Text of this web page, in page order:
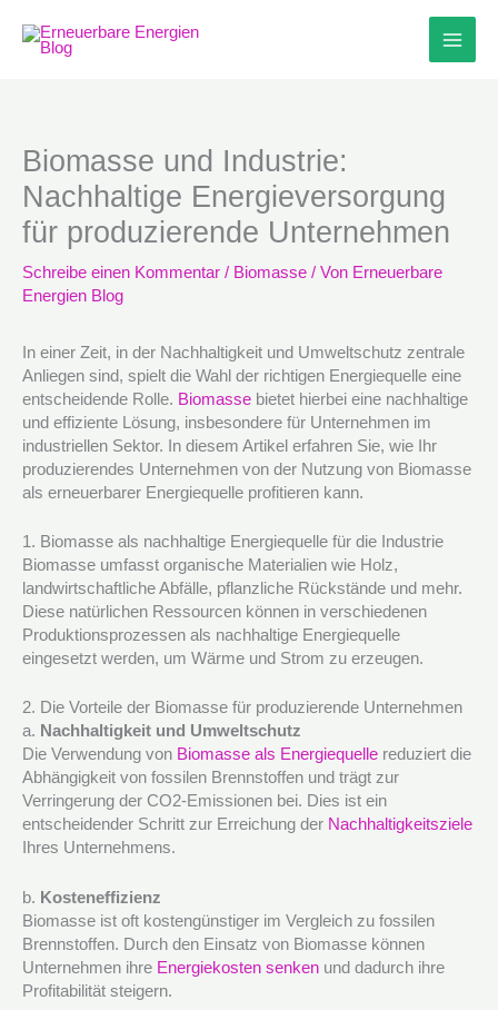
Inhalt
springen
Biomasse und Industrie:
Nachhaltige Energieversorgung
für produzierende Unternehmen
Schreibe einen Kommentar / Biomasse / Von Erneuerbare
Energien Blog
In einer Zeit, in der Nachhaltigkeit und Umweltschutz zentrale
Anliegen sind, spielt die Wahl der richtigen Energiequelle eine
entscheidende Rolle. Biomasse bietet hierbei eine nachhaltige
und effiziente Lösung, insbesondere für Unternehmen im
industriellen Sektor. In diesem Artikel erfahren Sie, wie Ihr
produzierendes Unternehmen von der Nutzung von Biomasse
als erneuerbarer Energiequelle profitieren kann.
1. Biomasse als nachhaltige Energiequelle für die Industrie
Biomasse umfasst organische Materialien wie Holz,
landwirtschaftliche Abfälle, pflanzliche Rückstände und mehr.
Diese natürlichen Ressourcen können in verschiedenen
Produktionsprozessen als nachhaltige Energiequelle
eingesetzt werden, um Wärme und Strom zu erzeugen.
2. Die Vorteile der Biomasse für produzierende Unternehmen
a. Nachhaltigkeit und Umweltschutz
Die Verwendung von Biomasse als Energiequelle reduziert die
Abhängigkeit von fossilen Brennstoffen und trägt zur
Verringerung der CO2-Emissionen bei. Dies ist ein
entscheidender Schritt zur Erreichung der Nachhaltigkeitsziele
Ihres Unternehmens.
b. Kosteneffizienz
Biomasse ist oft kostengünstiger im Vergleich zu fossilen
Brennstoffen. Durch den Einsatz von Biomasse können
Unternehmen ihre Energiekosten senken und dadurch ihre
Profitabilität steigern.